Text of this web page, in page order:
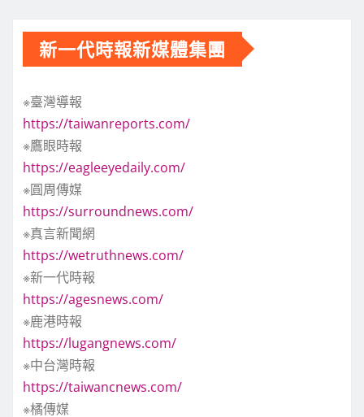
章
分
頁
新一代時報新媒體集團
※臺灣導報
https://taiwanreports.com/
※鷹眼時報
https://eagleeyedaily.com/
※圓周傳媒
https://surroundnews.com/
※真言新聞網
https://wetruthnews.com/
※新一代時報
https://agesnews.com/
※鹿港時報
https://lugangnews.com/
※中台灣時報
https://taiwancnews.com/
※橘傳媒